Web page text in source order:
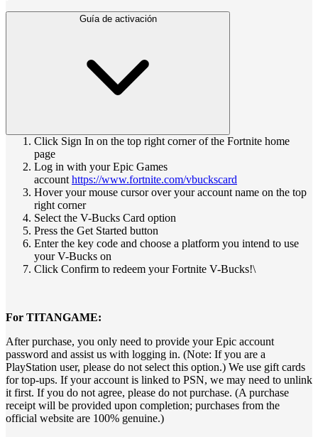
Guía de activación
Click Sign In on the top right corner of the Fortnite home
page
Log in with your Epic Games
account https://www.fortnite.com/vbuckscard
Hover your mouse cursor over your account name on the top
right corner
Select the V-Bucks Card option
Press the Get Started button
Enter the key code and choose a platform you intend to use
your V-Bucks on
Click Confirm to redeem your Fortnite V-Bucks!\
For TITANGAME:
After purchase, you only need to provide your Epic account
password and assist us with logging in. (Note: If you are a
PlayStation user, please do not select this option.) We use gift cards
for top-ups. If your account is linked to PSN, we may need to unlink
it first. If you do not agree, please do not purchase. (A purchase
receipt will be provided upon completion; purchases from the
official website are 100% genuine.)